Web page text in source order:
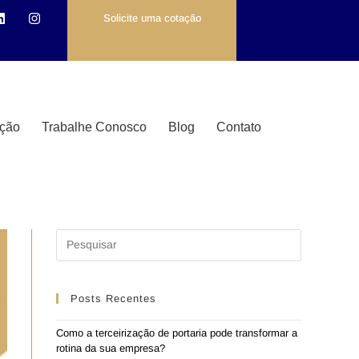
Solicite uma cotação
Trabalhe Conosco Blog Contato
Posts Recentes
Como a terceirização de portaria pode transformar a
rotina da sua empresa?